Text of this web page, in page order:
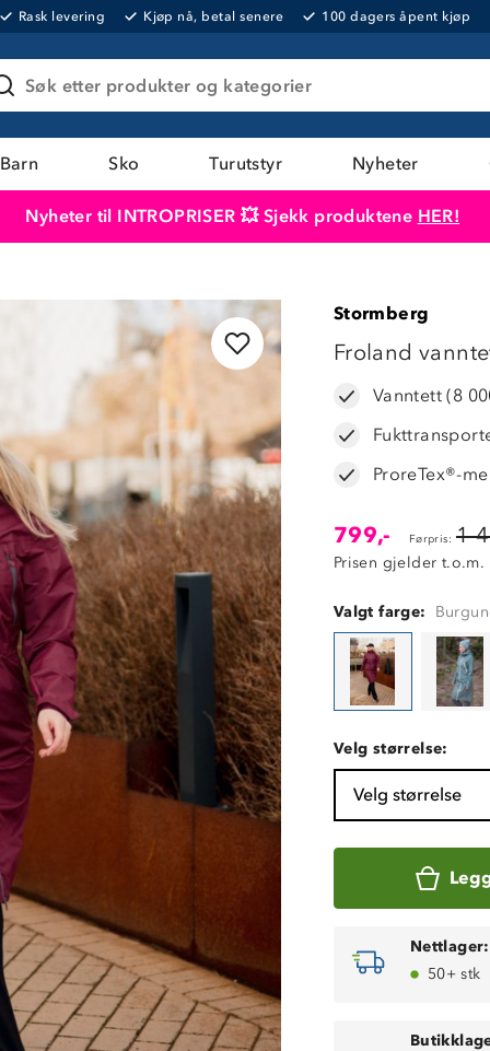
Rask levering Kjøp nå, betal senere 100 dagers åpent kjøp
Søk etter produkter og kategorier
Barn Sko Turutstyr Nyheter
Nyheter til INTROPRISER 💥 Sjekk produktene HER!
Stormberg
Froland
Vanntett (8
ProreTex®-
799,- Førpris: 1
Prisen gjelder
Valgt farge:
Velg størrelse:
Velg størrelse
Nettlager:
50+ stk